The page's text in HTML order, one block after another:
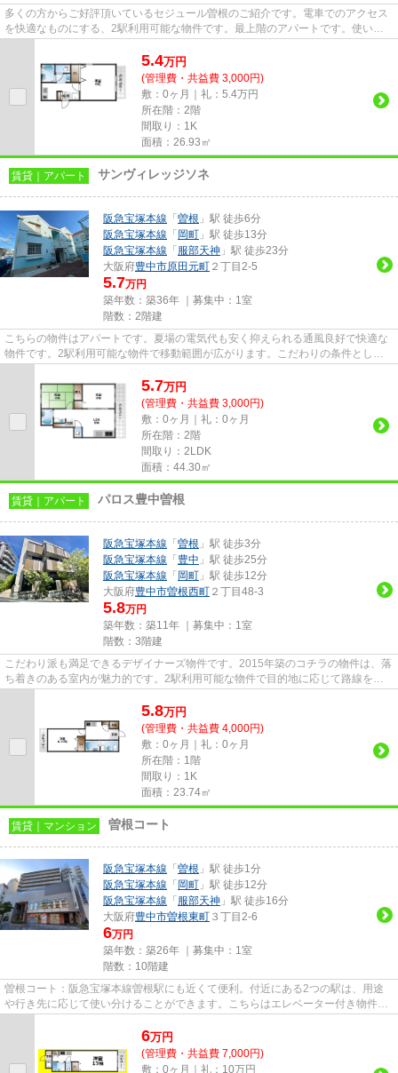
多くの方からご好評頂いているセジュール曽根のご紹介です。電車でのアクセス
を快適なものにする、2駅利用可能な物件です。最上階のアパートです。使い勝
5.4万円
(管理費・共益費 3,000円)
敷：0ヶ月｜礼：5.4万円
所在階：2階
間取り：1K
面積：26.93㎡
賃貸｜アパート サンヴィレッジソネ
阪急宝塚本線 「 曽根 」駅 徒歩6分
阪急宝塚本線 「 岡町 」駅 徒歩13分
阪急宝塚本線 「 服部天神 」駅 徒歩23分
大阪府豊中市原田元町 ２丁目2-5
5.7万円
築年数：築36年 ｜募集中： 1室
階数：2階建
こちらの物件はアパートです。夏場の電気代も安く抑えられる通風良好で快適な
物件です。2駅利用可能な物件で移動範囲が広がります。こだわりの条件として
5.7万円
(管理費・共益費 3,000円)
敷：0ヶ月｜礼：0ヶ月
所在階：2階
間取り：2LDK
面積：44.30㎡
賃貸｜アパート パロス豊中曽根
阪急宝塚本線 「 曽根 」駅 徒歩3分
阪急宝塚本線 「 豊中 」駅 徒歩25分
阪急宝塚本線 「 岡町 」駅 徒歩12分
大阪府豊中市曽根西町 ２丁目48-3
5.8万円
築年数：築11年 ｜募集中： 1室
階数：3階建
こだわり派も満足できるデザイナーズ物件です。2015年築のコチラの物件は、落
ち着きのある室内が魅力的です。2駅利用可能な物件で目的地に応じて路線を選
5.8万円
(管理費・共益費 4,000円)
敷：0ヶ月｜礼：0ヶ月
所在階：1階
間取り：1K
面積：23.74㎡
賃貸｜マンション 曽根コート
阪急宝塚本線 「 曽根 」駅 徒歩1分
阪急宝塚本線 「 岡町 」駅 徒歩12分
阪急宝塚本線 「 服部天神 」駅 徒歩16分
大阪府豊中市曽根東町 ３丁目2-6
6万円
築年数：築26年 ｜募集中： 1室
階数：10階建
曽根コート：阪急宝塚本線曽根駅にも近くて便利。付近にある2つの駅は、用途
や行き先に応じて使い分けることができます。こちらはエレベーター付き物件で
6万円
(管理費・共益費 7,000円)
敷：0ヶ月｜礼：10万円